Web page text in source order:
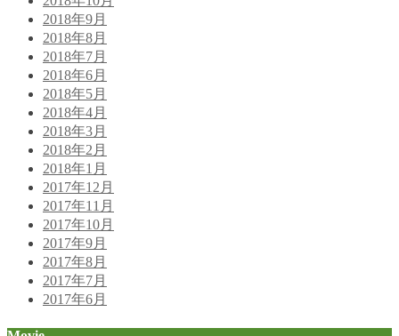
2018年9月
2018年8月
2018年7月
2018年6月
2018年5月
2018年4月
2018年3月
2018年2月
2018年1月
2017年12月
2017年11月
2017年10月
2017年9月
2017年8月
2017年7月
2017年6月